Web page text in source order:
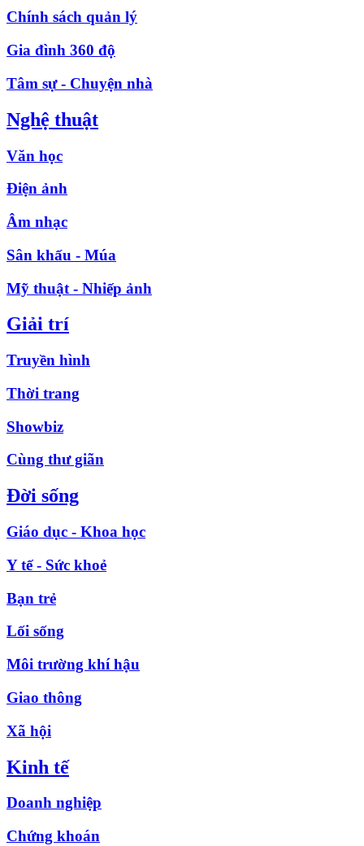
Chính sách quản lý
Gia đình 360 độ
Tâm sự - Chuyện nhà
Nghệ thuật
Văn học
Điện ảnh
Âm nhạc
Sân khấu - Múa
Mỹ thuật - Nhiếp ảnh
Giải trí
Truyền hình
Thời trang
Showbiz
Cùng thư giãn
Đời sống
Giáo dục - Khoa học
Y tế - Sức khoẻ
Bạn trẻ
Lối sống
Môi trường khí hậu
Giao thông
Xã hội
Kinh tế
Doanh nghiệp
Chứng khoán